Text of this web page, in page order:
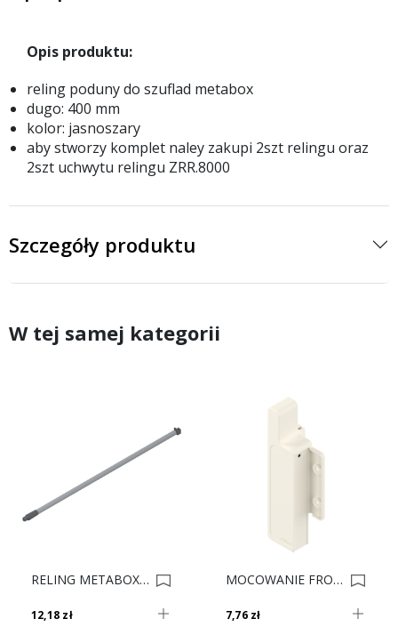
Opis produktu:
reling poduny do szuflad metabox
dugo: 400 mm
kolor: jasnoszary
aby stworzy komplet naley zakupi 2szt relingu oraz
2szt uchwytu relingu ZRR.8000
Szczegóły produktu
W tej samej kategorii
RELING METABOX ZRG.521V SZARY 55 Cm 0003041
12,18 zł
MOCOWANIE FRONT MBX K Krem ZIF.3030 L ** 0007769
7,76 zł